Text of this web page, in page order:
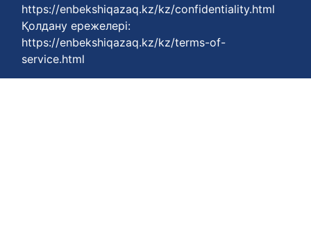
https://enbekshiqazaq.kz/kz/confidentiality.html
Қолдану ережелері:
https://enbekshiqazaq.kz/kz/terms-of-
service.html